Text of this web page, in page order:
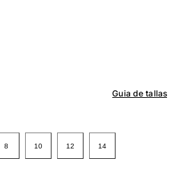
Guia de tallas
8 10 12 14